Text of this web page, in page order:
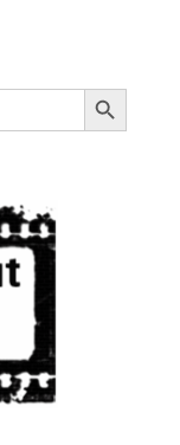
Search Button